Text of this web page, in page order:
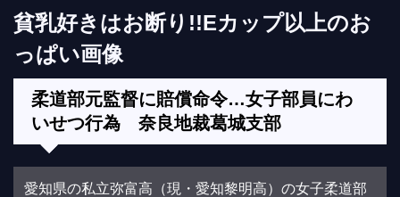
貧乳好きはお断り!!Eカップ以上のお
っぱい画像
柔道部元監督に賠償命令…女子部員にわ
いせつ行為 奈良地裁葛城支部
愛知県の私立弥富高（現・愛知黎明高）の女子柔道部